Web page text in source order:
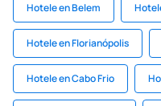
Hotele en Belem
Hotele en Florianópolis
Hotele en Cabo Frio